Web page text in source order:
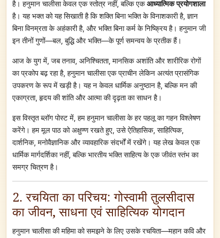
है। हनुमान चालीसा केवल एक स्तोत्र नहीं, बल्कि एकआध्यात्मिक प्रयोगशाला
है। यह भक्त को यह सिखाती है कि शक्ति बिना भक्ति के विनाशकारी है, ज्ञान
बिना विनम्रता के अहंकारी है, और भक्ति बिना कर्म के निष्क्रिय है। हनुमान जी
इन तीनों गुणों—बल, बुद्धि और भक्ति—के पूर्ण समन्वय के प्रतीक हैं।
आज के युग में, जब तनाव, अनिश्चितता, मानसिक अशांति और शारीरिक रोगों
का प्रकोप बढ़ रहा है, हनुमान चालीसा एक प्राचीन लेकिन अत्यंत प्रासंगिक
उपकरण के रूप में खड़ी है। यह न केवल धार्मिक अनुष्ठान है, बल्कि मन की
एकाग्रता, हृदय की शांति और आत्मा की दृढ़ता का साधन है।
इस विस्तृत ब्लॉग पोस्ट में, हम हनुमान चालीसा के हर पहलू का गहन विश्लेषण
करेंगे। हम मूल पाठ को अक्षुण्ण रखते हुए, उसे ऐतिहासिक, साहित्यिक,
दार्शनिक, मनोवैज्ञानिक और व्यावहारिक संदर्भों में रखेंगे। यह लेख केवल एक
धार्मिक मार्गदर्शिका नहीं, बल्कि भारतीय भक्ति साहित्य के एक जीवंत स्तंभ का
समग्र चित्रण है।
2. रचयिता का परिचय: गोस्वामी तुलसीदास
का जीवन, साधना एवं साहित्यिक योगदान
हनुमान चालीसा की महिमा को समझने के लिए उसके रचयिता—महान कवि और